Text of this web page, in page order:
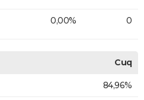
0,00% 0
Cuq
84,96%